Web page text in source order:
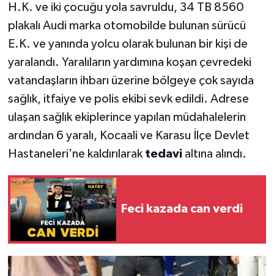
H.K. ve iki çocuğu yola savruldu, 34 TB 8560
plakalı Audi marka otomobilde bulunan sürücü
E.K. ve yanında yolcu olarak bulunan bir kişi de
yaralandı. Yaralıların yardımına koşan çevredeki
vatandaşların ihbarı üzerine bölgeye çok sayıda
sağlık, itfaiye ve polis ekibi sevk edildi. Adrese
ulaşan sağlık ekiplerince yapılan müdahalelerin
ardından 6 yaralı, Kocaali ve Karasu İlçe Devlet
Hastaneleri'ne kaldırılarak tedavi altına alındı.
Feci kazada can verdi